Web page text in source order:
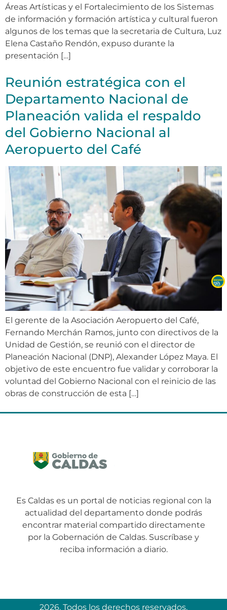
Áreas Artísticas y el Fortalecimiento de los Sistemas
de información y formación artística y cultural fueron
algunos de los temas que la secretaria de Cultura, Luz
Elena Castaño Rendón, expuso durante la
presentación […]
Reunión estratégica con el
Departamento Nacional de
Planeación valida el respaldo
del Gobierno Nacional al
Aeropuerto del Café
El gerente de la Asociación Aeropuerto del Café,
Fernando Merchán Ramos, junto con directivos de la
Unidad de Gestión, se reunió con el director de
Planeación Nacional (DNP), Alexander López Maya. El
objetivo de este encuentro fue validar y corroborar la
voluntad del Gobierno Nacional con el reinicio de las
obras de construcción de esta […]
Es Caldas es un portal de noticias regional con la
actualidad del departamento donde podrás
encontrar material compartido directamente
por la Gobernación de Caldas. Suscríbase y
reciba información a diario.
2026. Todos los derechos reservados.